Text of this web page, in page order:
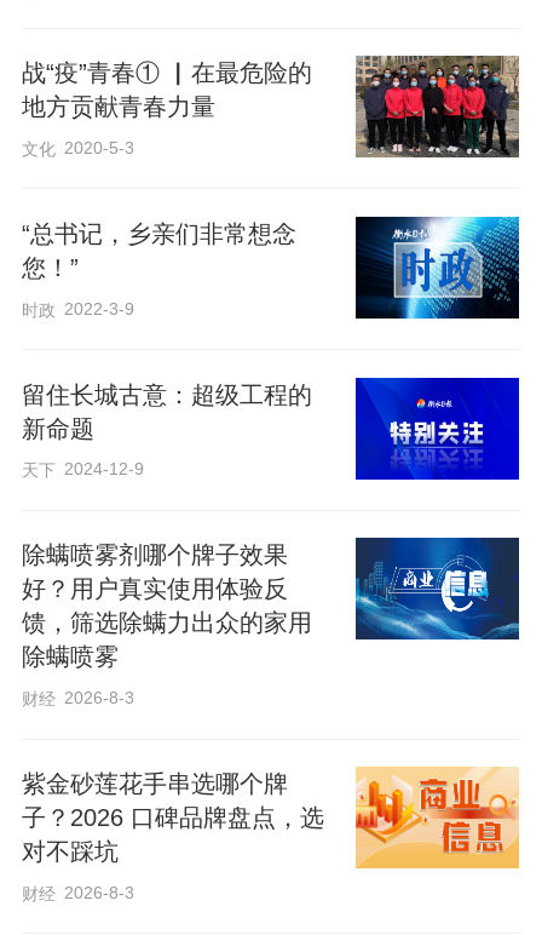
的武汉美食，就是鸭脖。如果你爱吃辣，
那么鸭脖必须名列你的武汉美食名单中。
鸭脖子是武汉名吃之一，在武汉，精武路
鸭脖子是经过多种香料浸泡，然后风干、
烤制等工序制作而成的。做好的鸭脖子有
着灼热的辣味儿、卤的香味儿，醇厚不
排骨藕汤
战“疫”青春① ▏在最危险的
地方贡献青春力量
文化 2020-5-3
“总书记，乡亲们非常想念
您！”
时政 2022-3-9
留住长城古意：超级工程的
新命题
天下 2024-12-9
除螨喷雾剂哪个牌子效果
好？用户真实使用体验反
馈，筛选除螨力出众的家用
除螨喷雾
财经 2026-8-3
紫金砂莲花手串选哪个牌
子？2026 口碑品牌盘点，选
对不踩坑
财经 2026-8-3